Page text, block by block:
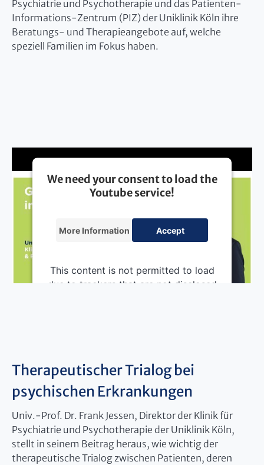
Psychiatrie und Psychotherapie und das Patienten-
Informations-Zentrum (PIZ) der Uniklinik Köln ihre
Beratungs- und Therapieangebote auf, welche
speziell Familien im Fokus haben.
We need your consent to load the
Youtube service!
This content is not permitted to load
due to trackers that are not disclosed
More Information Accept
Management Platform
Therapeutischer Trialog bei
psychischen Erkrankungen
Univ.-Prof. Dr. Frank Jessen, Direktor der Klinik für
Psychiatrie und Psychotherapie der Uniklinik Köln,
stellt in seinem Beitrag heraus, wie wichtig der
therapeutische Trialog zwischen Patienten, deren